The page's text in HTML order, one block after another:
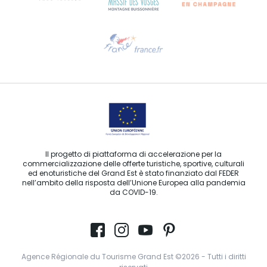
Contattaci per e-mail
Il progetto di piattaforma di accelerazione per la
commercializzazione delle offerte turistiche, sportive, culturali
ed enoturistiche del Grand Est è stato finanziato dal FEDER
nell’ambito della risposta dell’Unione Europea alla pandemia
da COVID-19.
Agence Régionale du Tourisme Grand Est ©2026 - Tutti i diritti